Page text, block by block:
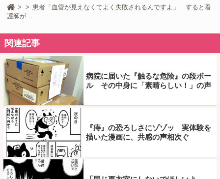
患者「血管が見えなくてよく失敗されるんですよ」 すると看
護師が…
関連記事
病院に届いた『触るな危険』の段ボー
ル その中身に「素晴らしい！」の声
『痔』の恐ろしさにゾゾッ 実体験を
描いた漫画に、共感の声相次ぐ